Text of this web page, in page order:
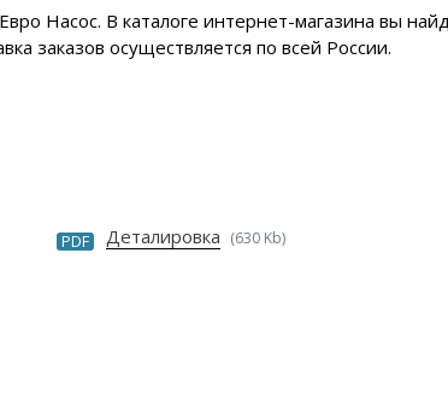
Насос. В каталоге интернет-магазина вы
заказов осуществляется по всей России.
PDF Деталировка (630 Kb)